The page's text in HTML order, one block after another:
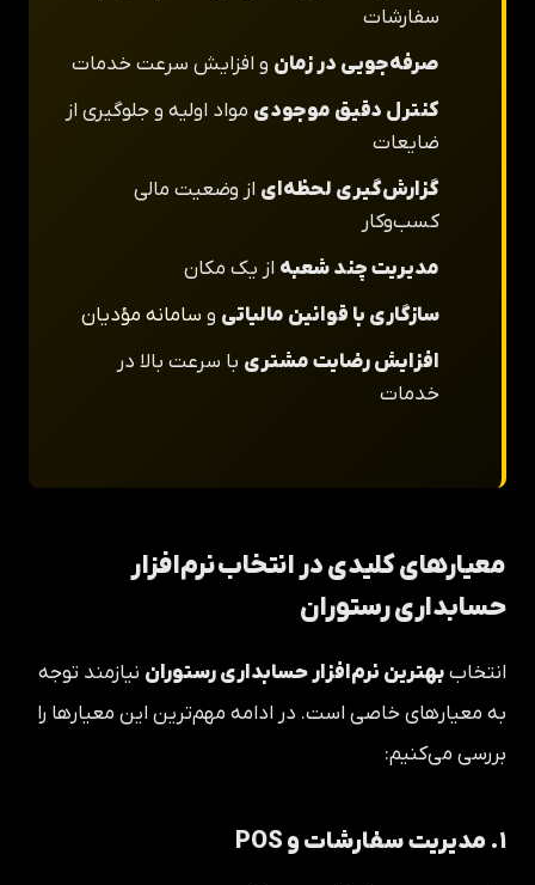
سفارشات
صرفه‌جویی در زمان و افزایش سرعت خدمات
کنترل دقیق موجودی مواد اولیه و جلوگیری از
ضایعات
گزارش‌گیری لحظه‌ای از وضعیت مالی
کسب‌وکار
مدیریت چند شعبه از یک مکان
سازگاری با قوانین مالیاتی و سامانه مؤدیان
افزایش رضایت مشتری با سرعت بالا در
خدمات
معیارهای کلیدی در انتخاب نرم‌افزار
حسابداری رستوران
انتخاببهترین نرم‌افزار حسابداری رستوران نیازمند توجه
به معیارهای خاصی است. در ادامه مهم‌ترین این معیارها را
بررسی می‌کنیم:
۱. مدیریت سفارشات و POS